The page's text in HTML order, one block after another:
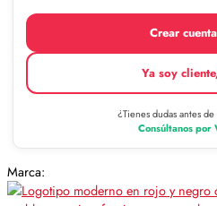
Crear
Ya soy
¿Tienes dudas antes
Consúltanos por
Marca: